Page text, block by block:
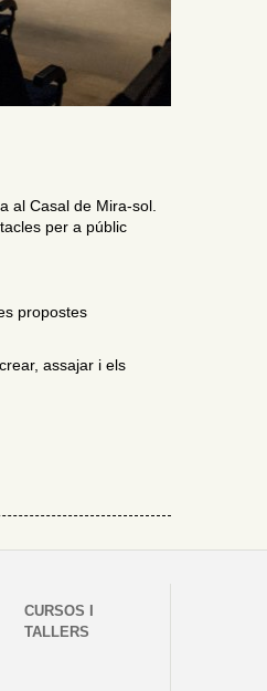
al Casal de Mira-sol.
per a públic
propostes
assajar i els
CURSOS I
TALLERS